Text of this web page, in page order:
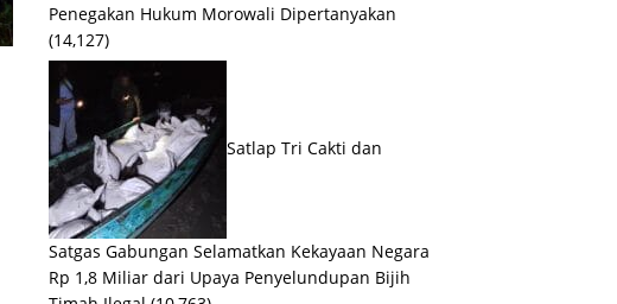
Penegakan Hukum Morowali Dipertanyakan
(14,127)
Satlap Tri Cakti dan
Satgas Gabungan Selamatkan Kekayaan Negara
Rp 1,8 Miliar dari Upaya Penyelundupan Bijih